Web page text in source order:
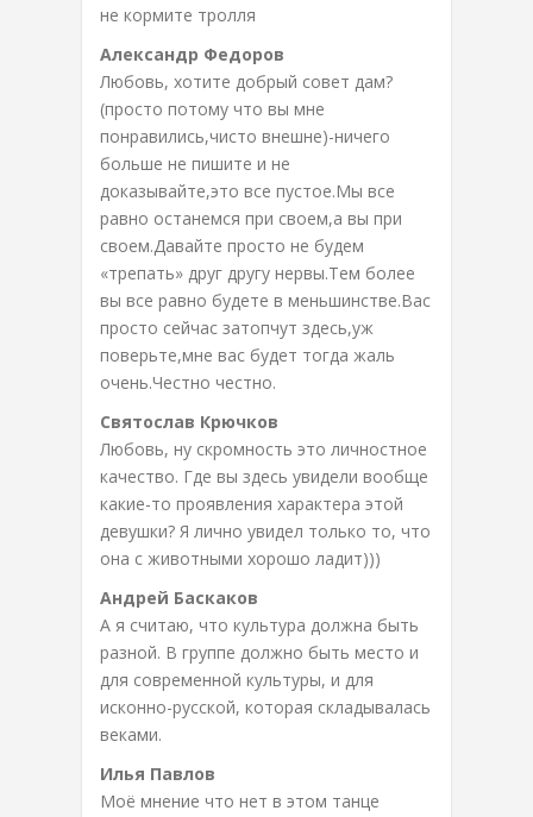
не кормите тролля
Александр Федоров
Любовь, хотите добрый совет дам?
(просто потому что вы мне
понравились,чисто внешне)-ничего
больше не пишите и не
доказывайте,это все пустое.Мы все
равно останемся при своем,а вы при
своем.Давайте просто не будем
«трепать» друг другу нервы.Тем более
вы все равно будете в меньшинстве.Вас
просто сейчас затопчут здесь,уж
поверьте,мне вас будет тогда жаль
очень.Честно честно.
Святослав Крючков
Любовь, ну скромность это личностное
качество. Где вы здесь увидели вообще
какие-то проявления характера этой
девушки? Я лично увидел только то, что
она с животными хорошо ладит)))
Андрей Баскаков
А я считаю, что культура должна быть
разной. В группе должно быть место и
для современной культуры, и для
исконно-русской, которая складывалась
веками.
Илья Павлов
Моё мнение что нет в этом танце